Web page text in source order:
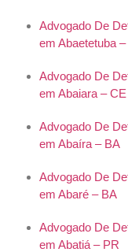
Advogado De
em Abaetetuba –
Advogado De
em Abaiara – CE
Advogado De
em Abaíra – BA
Advogado De
em Abaré – BA
Advogado De
em Abatiá – PR